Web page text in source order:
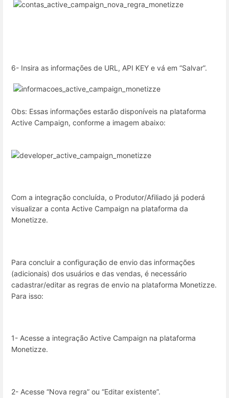
6- Insira as informações de URL, API KEY e vá em “Salvar”.
Obs: Essas informações estarão disponíveis na plataforma
Active Campaign, conforme a imagem abaixo:
Com a integração concluída, o Produtor/Afiliado já poderá
visualizar a conta Active Campaign na plataforma da
Monetizze.
Para concluir a configuração de envio das informações
(adicionais) dos usuários e das vendas, é necessário
cadastrar/editar as regras de envio na plataforma Monetizze.
Para isso:
1- Acesse a integração Active Campaign na plataforma
Monetizze.
2- Acesse “Nova regra” ou “Editar existente”.